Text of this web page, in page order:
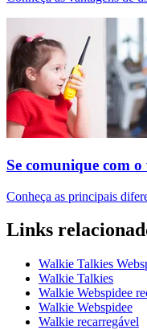
Se comunique com
Conheça as principais
Links
Walkie Talkies
Walkie Talkies
Walkie Webspidee
Walkie Webspidee
Walkie recarregável